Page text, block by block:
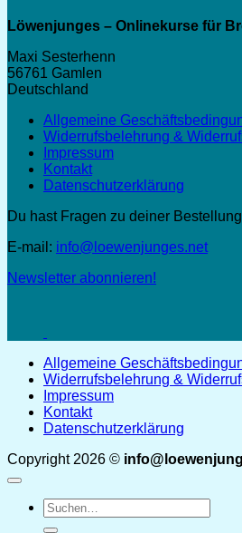
Löwenjunges – Onlinekurse für
Maxi Sesterhenn
56761 Gamlen
Deutschland
Allgemeine
Widerrufsbelehrung &
Impressum
Kontakt
Datenschutzerklärung
Du hast Fragen zu deiner
E-mail: info@loewenjunges.net
Newsletter abonnieren!
Allgemeine
Widerrufsbelehrung &
Impressum
Kontakt
Datenschutzerklärung
Copyright 2026 ©
Suchen
nach: